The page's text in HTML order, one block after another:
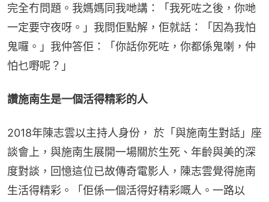
完全冇問題。我媽媽同我哋講：「我死咗之後，你哋
一定要守夜呀。」我問佢點解，佢就話：「因為我怕
鬼囉。」我仲答佢：「你話你死咗，你都係鬼喇，仲
怕乜嘢呢？」
讚施南生是一個活得精彩的人
2018年陳志雲以主持人身份， 於「與施南生對話」座
談會上，與施南生展開一場關於生死、年齡與美的深
度對談，回憶這位已故傳奇電影人，陳志雲覺得施南
生活得精彩。「佢係一個活得好精彩嘅人。一路以